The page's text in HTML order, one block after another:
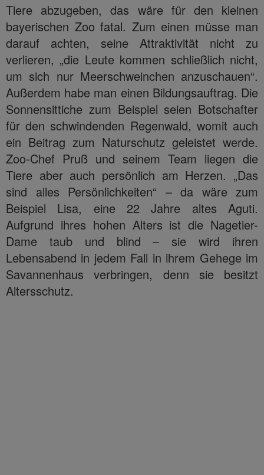
Tiere abzugeben, das wäre für den kleinen
bayerischen Zoo fatal. Zum einen müsse man
darauf achten, seine Attraktivität nicht zu
verlieren, „die Leute kommen schließlich nicht,
um sich nur Meerschweinchen anzuschauen“.
Außerdem habe man einen Bildungsauftrag. Die
Sonnensittiche zum Beispiel seien Botschafter
für den schwindenden Regenwald, womit auch
ein Beitrag zum Naturschutz geleistet werde.
Zoo-Chef Pruß und seinem Team liegen die
Tiere aber auch persönlich am Herzen. „Das
sind alles Persönlichkeiten“ – da wäre zum
Beispiel Lisa, eine 22 Jahre altes Aguti.
Aufgrund ihres hohen Alters ist die Nagetier-
Dame taub und blind – sie wird ihren
Lebensabend in jedem Fall in ihrem Gehege im
Savannenhaus verbringen, denn sie besitzt
Altersschutz.